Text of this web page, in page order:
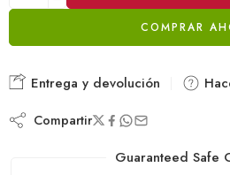
COMPRAR
Entrega y devolución
Compartir
Guaranteed Safe